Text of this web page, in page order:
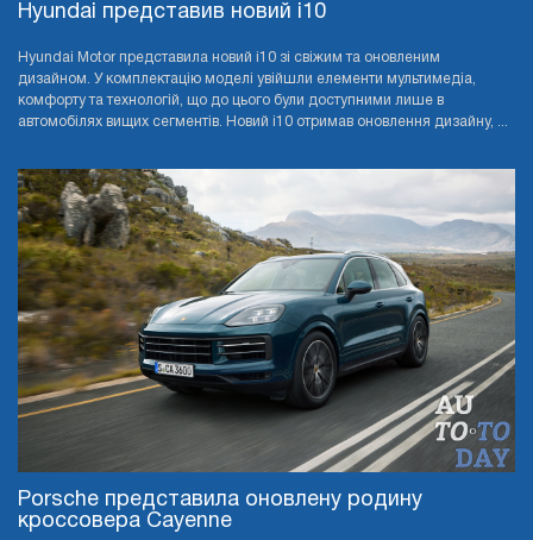
Hyundai представив новий i10
Hyundai Motor представила новий i10 зі свіжим та оновленим
дизайном. У комплектацію моделі увійшли елементи мультимедіа,
комфорту та технологій, що до цього були доступними лише в
автомобілях вищих сегментів. Новий i10 отримав оновлення дизайну, ...
Porsche представила оновлену родину
кроссовера Cayenne